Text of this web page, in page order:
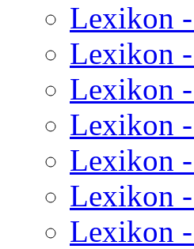
Lexikon
Lexikon
Lexikon
Lexikon
Lexikon
Lexikon
Lexikon